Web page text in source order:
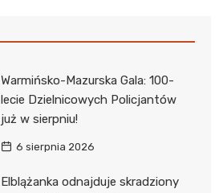
Warmińsko-Mazurska Gala: 100-
lecie Dzielnicowych Policjantów
już w sierpniu!
6 sierpnia 2026
Elblążanka odnajduje skradziony